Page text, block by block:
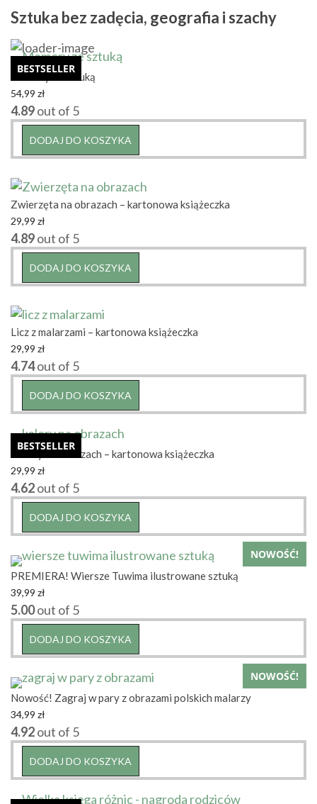
Sztuka bez zadęcia, geografia i szachy
BESTSELLER
Memory ze sztuką
54,99 zł
4.89out of 5
DODAJ DO KOSZYKA
Zwierzęta na obrazach – kartonowa książeczka
29,99 zł
4.89out of 5
DODAJ DO KOSZYKA
Licz z malarzami – kartonowa książeczka
29,99 zł
4.74out of 5
DODAJ DO KOSZYKA
BESTSELLER
Kolory na obrazach – kartonowa książeczka
29,99 zł
4.62out of 5
DODAJ DO KOSZYKA
NOWOŚĆ!
PREMIERA! Wiersze Tuwima ilustrowane sztuką
39,99 zł
5.00out of 5
DODAJ DO KOSZYKA
NOWOŚĆ!
Nowość! Zagraj w pary z obrazami polskich malarzy
34,99 zł
4.92out of 5
DODAJ DO KOSZYKA